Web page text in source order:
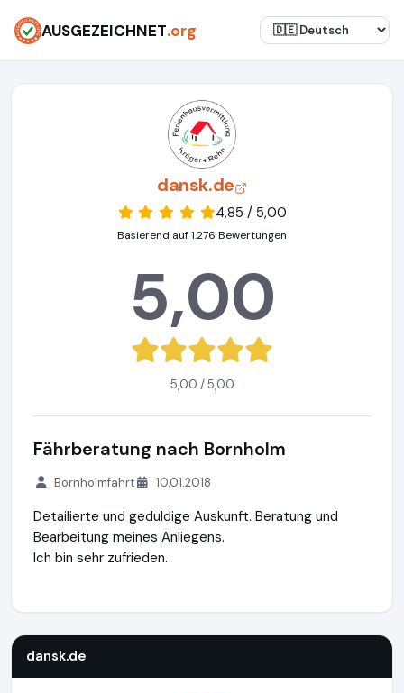
AUSGEZEICHNET.org
dansk.de
4,85 / 5,00
Basierend auf 1.276 Bewertungen
5,00
5,00 / 5,00
Fährberatung nach Bornholm
Bornholmfahrt 10.01.2018
Detailierte und geduldige Auskunft. Beratung und
Bearbeitung meines Anliegens.
Ich bin sehr zufrieden.
dansk.de